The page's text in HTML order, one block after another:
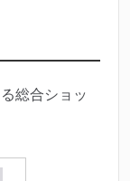
総合ショッ